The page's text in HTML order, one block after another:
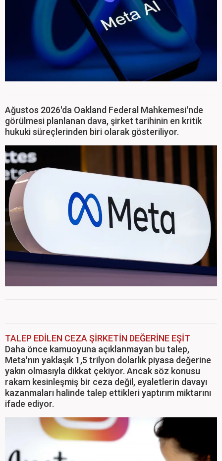
Ağustos 2026'da Oakland Federal Mahkemesi'nde
görülmesi planlanan dava, şirket tarihinin en kritik
hukuki süreçlerinden biri olarak gösteriliyor.
TALEP EDİLEN CEZA ŞİRKETİN DEĞERİNE EŞİT
Daha önce kamuoyuna açıklanmayan bu talep,
Meta'nın yaklaşık 1,5 trilyon dolarlık piyasa değerine
yakın olmasıyla dikkat çekiyor. Ancak söz konusu
rakam kesinleşmiş bir ceza değil, eyaletlerin davayı
kazanmaları halinde talep ettikleri yaptırım miktarını
ifade ediyor.